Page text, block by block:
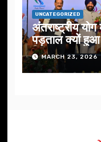
UNCATEGORIZED
अंतराष्ट्रीय
पड़ताल क्यों हुआ
निखार
MARCH 23, 2026